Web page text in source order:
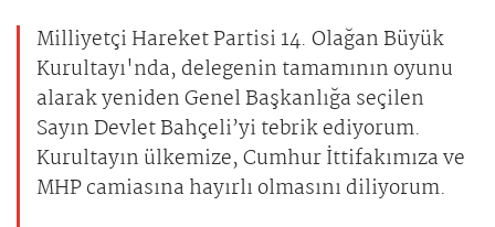
Milliyetçi Hareket Partisi 14. Olağan Büyük
Kurultayı'nda, delegenin tamamının oyunu
alarak yeniden Genel Başkanlığa seçilen
Sayın Devlet Bahçeli’yi tebrik ediyorum.
Kurultayın ülkemize, Cumhur İttifakımıza ve
MHP camiasına hayırlı olmasını diliyorum.